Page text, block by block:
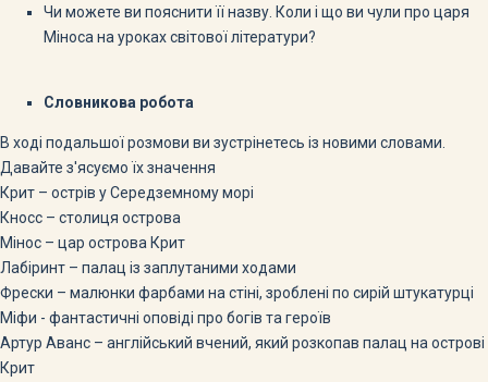
Чи можете ви пояснити її назву. Коли і що ви чули про царя
Міноса на уроках світової літератури?
Словникова робота
В ході подальшої розмови ви зустрінетесь із новими словами.
Давайте з'ясуємо їх значення
Крит – острів у Середземному морі
Кносс – столиця острова
Мінос – цар острова Крит
Лабіринт – палац із заплутаними ходами
Фрески – малюнки фарбами на стіні, зроблені по сирій штукатурці
Міфи - фантастичні оповіді про богів та героїв
Артур Аванс – англійський вчений, який розкопав палац на острові
Крит